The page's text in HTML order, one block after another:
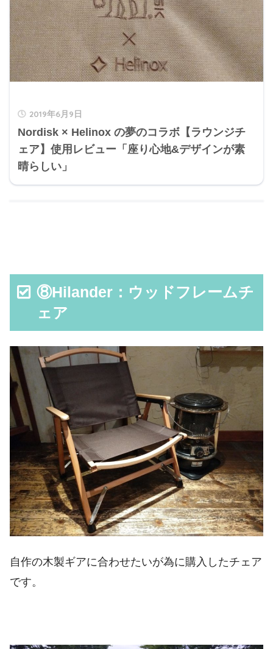
2019年6月9日
Nordisk × Helinox の夢のコラボ【ラウンジチ
ェア】使用レビュー「座り心地&デザインが素
晴らしい」
⑧Hilander：ウッドフレームチ
ェア
自作の木製ギアに合わせたいが為に購入したチェア
です。